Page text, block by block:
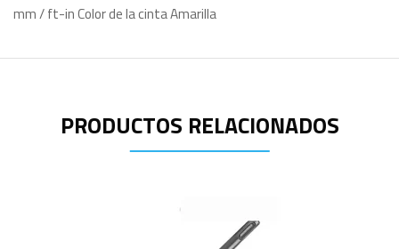
mm / ft-in Color de la cinta Amarilla
PRODUCTOS RELACIONADOS